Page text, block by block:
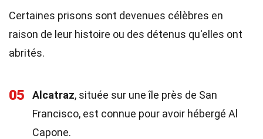
Certaines prisons sont devenues célèbres en
raison de leur histoire ou des détenus qu'elles ont
abrités.
05 Alcatraz, située sur une île près de San
Francisco, est connue pour avoir hébergé Al
Capone.